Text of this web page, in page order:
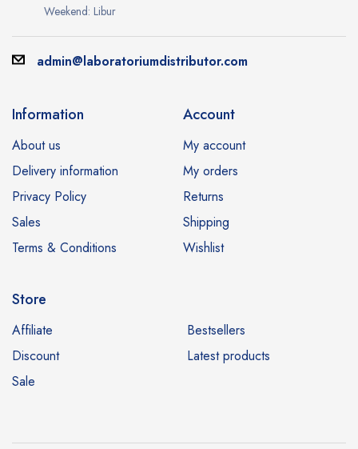
Weekend: Libur
admin@laboratoriumdistributor.com
Information
About us
Delivery information
Privacy Policy
Sales
Terms & Conditions
Account
My account
My orders
Returns
Shipping
Wishlist
Store
Affiliate
Bestsellers
Discount
Latest products
Sale